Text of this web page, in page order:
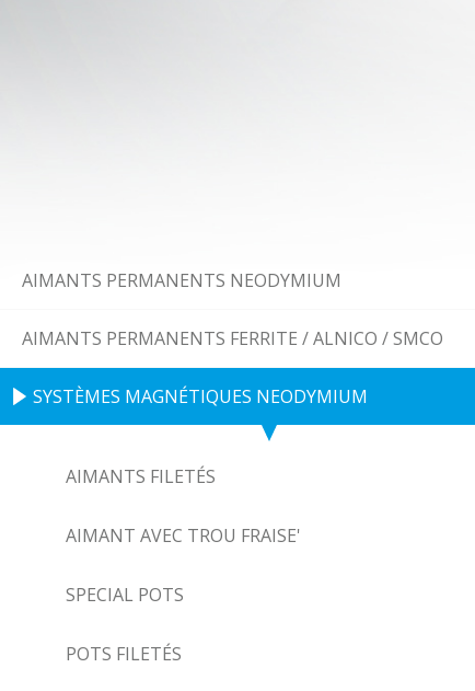
AIMANTS PERMANENTS NEODYMIUM
AIMANTS PERMANENTS FERRITE / ALNICO / SMCO
SYSTÈMES MAGNÉTIQUES NEODYMIUM
AIMANTS FILETÉS
AIMANT AVEC TROU FRAISE'
SPECIAL POTS
POTS FILETÉS